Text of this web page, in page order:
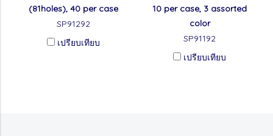
(81holes), 40 per case
SP91292
เปรียบเทียบ
10 per case, 3 assorted
color
SP91192
เปรียบเทียบ